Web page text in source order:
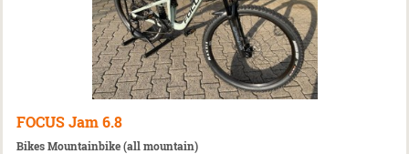
FOCUS Jam 6.8
Bikes Mountainbike (all mountain)